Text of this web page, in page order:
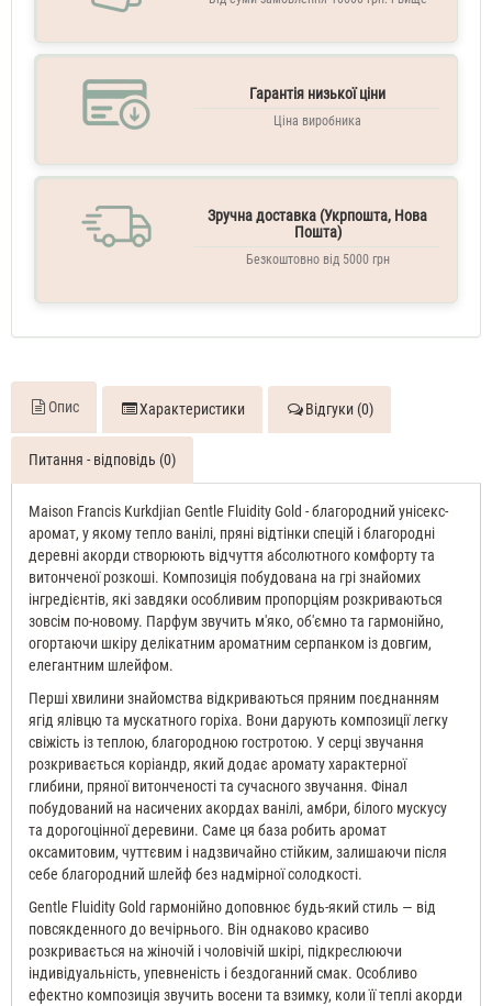
Гарантія низької ціни
Ціна виробника
Зручна доставка (Укрпошта, Нова
Пошта)
Безкоштовно від 5000 грн
Опис Характеристики Відгуки (0)
Питання - відповідь (0)
Maison Francis Kurkdjian Gentle Fluidity Gold - благородний унісекс-
аромат, у якому тепло ванілі, пряні відтінки спецій і благородні
деревні акорди створюють відчуття абсолютного комфорту та
витонченої розкоші. Композиція побудована на грі знайомих
інгредієнтів, які завдяки особливим пропорціям розкриваються
зовсім по-новому. Парфум звучить м'яко, об'ємно та гармонійно,
огортаючи шкіру делікатним ароматним серпанком із довгим,
елегантним шлейфом.
Перші хвилини знайомства відкриваються пряним поєднанням
ягід ялівцю та мускатного горіха. Вони дарують композиції легку
свіжість із теплою, благородною гостротою. У серці звучання
розкривається коріандр, який додає аромату характерної
глибини, пряної витонченості та сучасного звучання. Фінал
побудований на насичених акордах ванілі, амбри, білого мускусу
та дорогоцінної деревини. Саме ця база робить аромат
оксамитовим, чуттєвим і надзвичайно стійким, залишаючи після
себе благородний шлейф без надмірної солодкості.
Gentle Fluidity Gold гармонійно доповнює будь-який стиль — від
повсякденного до вечірнього. Він однаково красиво
розкривається на жіночій і чоловічій шкірі, підкреслюючи
індивідуальність, упевненість і бездоганний смак. Особливо
ефектно композиція звучить восени та взимку, коли її теплі акорди